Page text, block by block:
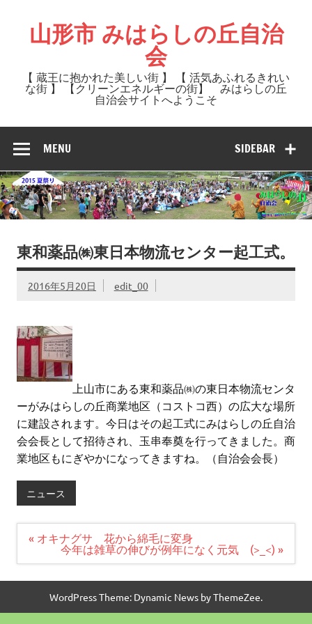
content山形市 みはらしの丘自治
会
【 蔵王に抱かれた美しい街 】 【 活気あふれるきれい
な街 】 【クリーンエネルギーの街】 みはらしの丘
自治会サイトへようこそ
SIDEBAR
MENU
東和薬品㈱東日本物流センター起工式。
2016年5月20日 edit_00
上山市にある東和薬品㈱の東日本物流センタ
ーがみはらしの丘商業地区（コストコ西）の広大な場所
に建設されます。今日はその起工式にみはらしの丘自治
会会長として招待され、玉串奉奠を行ってきました。商
業地区もにぎやかになってきますね。（自治会会長）
ニュース
投
ゲ
ョ
« オキナグサ 花から綿毛に変身
今年は雑草の伸びが例年になく元気 (>_<) »
WordPress Theme: Dynamic News by ThemeZee.